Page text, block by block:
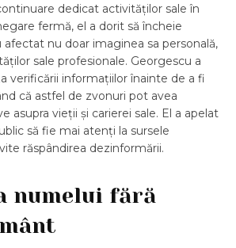
dedicat activităților sale în
fermă, el a dorit să încheie
afectat nu doar imaginea sa personală,
sale profesionale. Georgescu a
verificării informațiilor înainte de a fi
că astfel de zvonuri pot avea
asupra vieții și carierei sale. El a apelat
să fie mai atenți la sursele
răspândirea dezinformării.
numelui fără